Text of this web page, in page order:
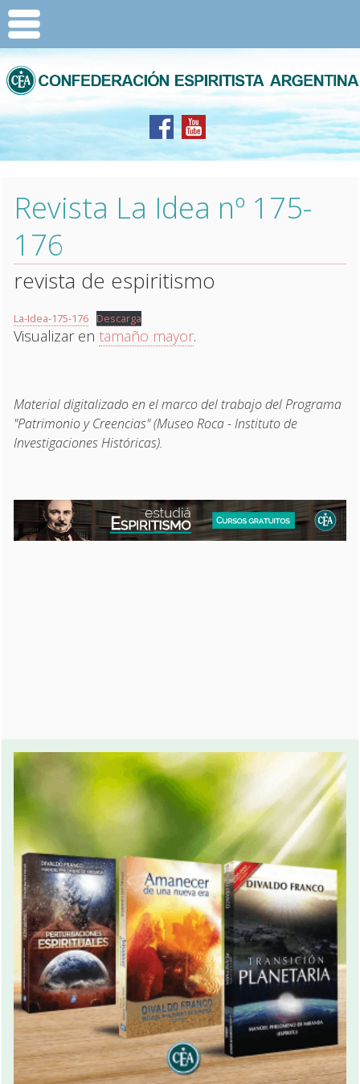
Revista La Idea nº 175-
176
revista de espiritismo
La-Idea-175-176 Descarga
Visualizar entamaño mayor.
Material digitalizado en el marco del trabajo del Programa
"Patrimonio y Creencias" (Museo Roca - Instituto de
Investigaciones Históricas).